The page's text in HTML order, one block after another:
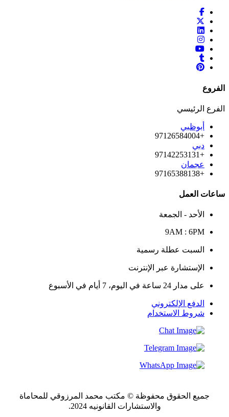
الفروع
الفرع الرئيسي
أبوظبي
+97126584004
دبي
+97142253131
عجمان
+97165388138
ساعات العمل
الأحد - الجمعة
9AM : 6PM
السبت عطلة رسمية
الإستشارة عبر الإنترنت
على مدار 24 ساعة في اليوم، 7 أيام في الأسبوع
الدفع الإلكتروني
شروط الاستخدام
جميع الحقوق محفوظة © مكتب محمد المرزوقي للمحاماة
والاستشارات القانونيه 2024.